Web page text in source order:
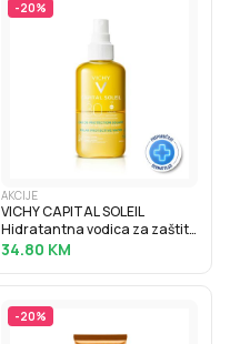
-20%
AKCIJE
VICHY CAPITAL SOLEIL
Hidratantna vodica za zaštitu
od sunca SPF30, 200 ml
34.80 KM
-20%